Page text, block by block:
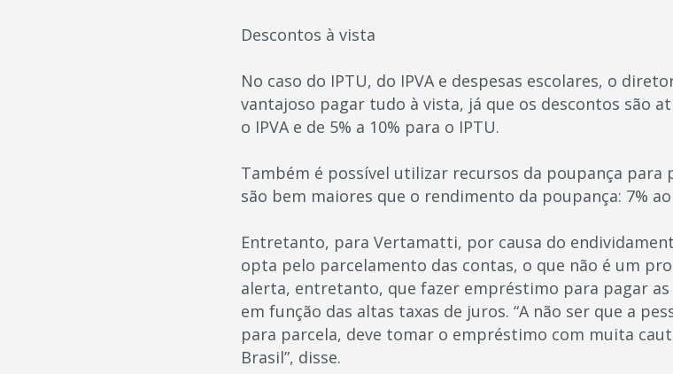
Descontos à vista
No caso do IPTU, do IPVA e despesas escolares, o
vantajoso pagar tudo à vista, já que os descontos são
o IPVA e de 5% a 10% para o IPTU.
Também é possível utilizar recursos da poupança para
são bem maiores que o rendimento da poupança: 7%
Entretanto, para Vertamatti, por causa do
opta pelo parcelamento das contas, o que não é um
alerta, entretanto, que fazer empréstimo para pagar
em função das altas taxas de juros. “A não ser que a
para parcela, deve tomar o empréstimo com muita
Brasil”, disse.